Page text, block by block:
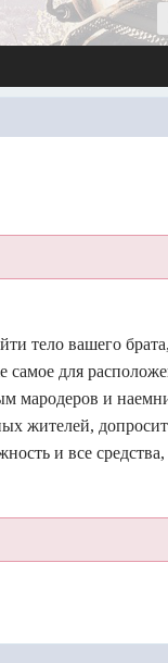
тело вашего
для
мародеров и
жителей,
и все